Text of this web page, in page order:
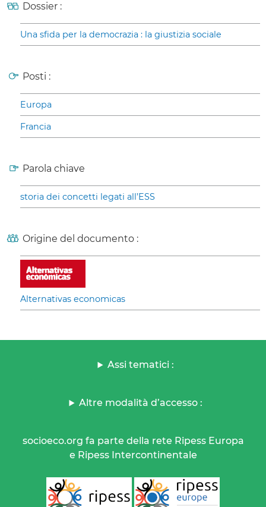
Dossier :
Una sfida per la democrazia : la giustizia sociale
Posti :
Europa
Francia
Parola chiave
storia dei concetti legati all’ESS
Origine del documento :
Alternativas economicas
Assi tematici :
Altre modalità d’accesso :
socioeco.org fa parte della rete Ripess Europa
e Ripess Intercontinentale